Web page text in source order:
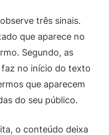
três sinais.
que aparece no
Segundo, as
faz no início do texto
que aparecem
do seu público.
o conteúdo deixa